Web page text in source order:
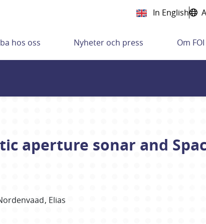
In English
hos oss Nyheter och press Om FOI
aperture sonar and
Elias